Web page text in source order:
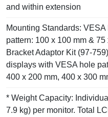
and within extension
Mounting Standards:
pattern: 100 x 100 mm &
Bracket Adaptor Kit (97-
displays with VESA hole
400 x 200 mm, 400 x 300
* Weight Capacity:
7.9 kg) per monitor. Total